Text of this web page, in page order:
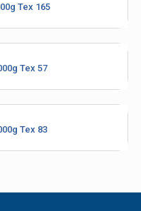
Tex 165
Tex 57
Tex 83